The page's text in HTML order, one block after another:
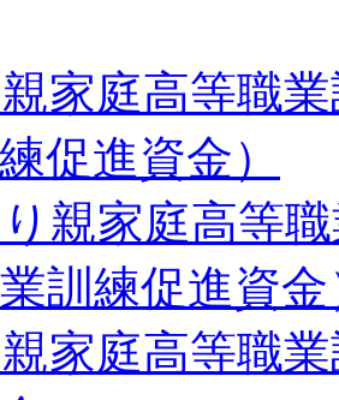
家庭高等職
促進資金）
親家庭高等
訓練促進資
家庭高等職